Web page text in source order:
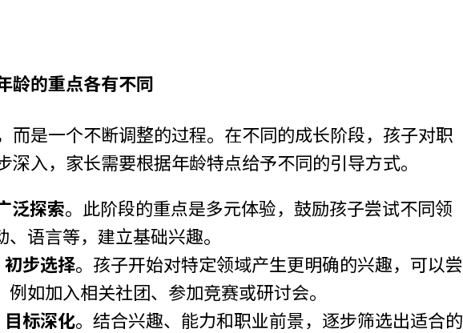
龄的重点各有不同
而是一个不断调整的过程。在不同的成长阶段，孩子对职
入，家长需要根据年龄特点给予不同的引导方式。
泛探索。此阶段的重点是多元体验，鼓励孩子尝试不同领
语言等，建立基础兴趣。
步选择。孩子开始对特定领域产生更明确的兴趣，可以尝
如加入相关社团、参加竞赛或研讨会。
标深化。结合兴趣、能力和职业前景，逐步筛选出适合的